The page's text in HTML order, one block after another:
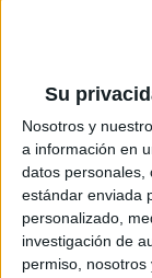
Su
Nosotros y
a información en
datos personales,
estándar enviada
personalizado,
investigación de
permiso,